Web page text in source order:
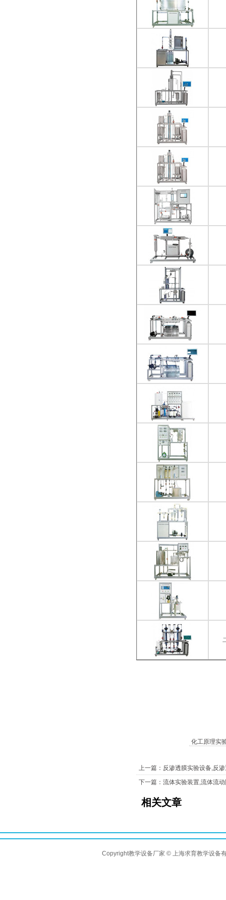
化工原理实
上一篇：反渗透膜实验设备,反
下一篇：流体实验装置,流体流
相关文章
Copyright教学设备厂家 © 上海求育教学设备